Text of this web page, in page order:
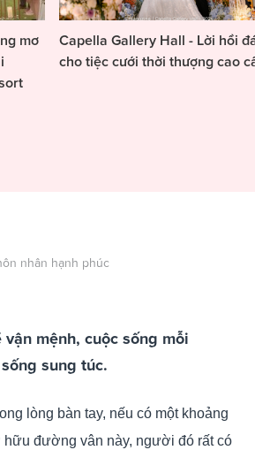
mơ
Capella Gallery Hall - Lời hồi
cho tiệc cưới thời thượng cao
nhân hạnh phúc
mệnh, cuộc sống mỗi
sung túc.
lòng bàn tay, nếu có một khoảng
hữu đường vân này, người đó rất có